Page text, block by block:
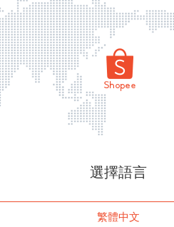
頁面無法顯示
登入
選擇語言
繁體中文